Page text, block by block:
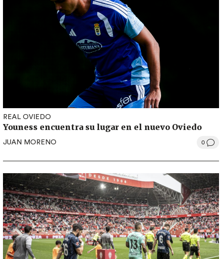
REAL OVIEDO
Youness encuentra su lugar en el nuevo Oviedo
JUAN MORENO 0